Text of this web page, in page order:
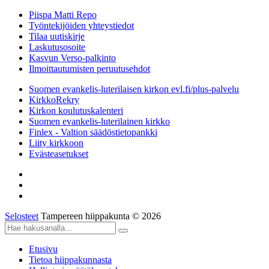
Piispa Matti Repo
Työntekijöiden yhteystiedot
Tilaa uutiskirje
Laskutusosoite
Kasvun Verso-palkinto
Ilmoittautumisten peruutusehdot
Suomen evankelis-luterilaisen kirkon evl.fi/plus-palvelu
KirkkoRekry
Kirkon koulutuskalenteri
Suomen evankelis-luterilainen kirkko
Finlex - Valtion säädöstietopankki
Liity kirkkoon
Evästeasetukset
Selosteet Tampereen hiippakunta © 2026
Etusivu
Tietoa hiippakunnasta